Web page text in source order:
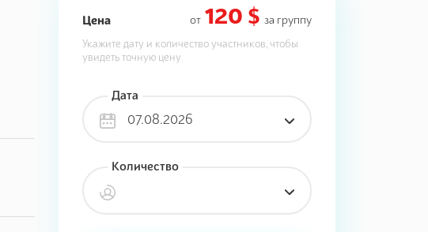
Цена от 120 $ за группу
Укажите дату и количество участников, чтобы
увидеть точную цену
Дата
07.08.2026
Количество